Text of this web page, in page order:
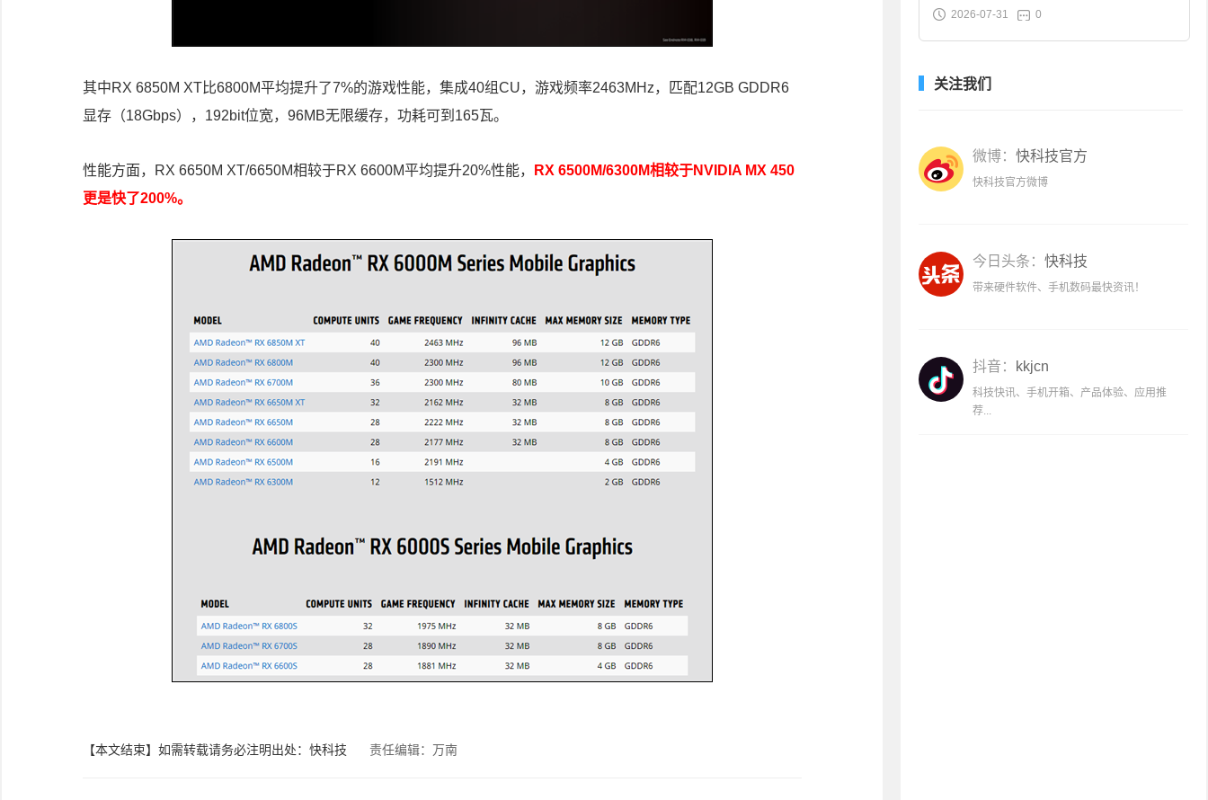
其中RX 6850M XT比6800M平均提升了7%的游戏性能，集成40组CU，游戏频率2463MHz，匹配12GB GDDR6
显存（18Gbps），192bit位宽，96MB无限缓存，功耗可到165瓦。
性能方面，RX 6650M XT/6650M相较于RX 6600M平均提升20%性能，
RX 6500M/6300M相较于NVIDIA MX 450
更是快了200%。
【本文结束】如需转载请务必注明出处：快科技 责任编辑：万南
皂2斤大促
2026-07-31 0
关注我们
微博： 快科技官方
快科技官方微博
今日头条： 快科技
带来硬件软件、手机数码最快资讯！
抖音： kkjcn
科技快讯、手机开箱、产品体验、应用推
荐...